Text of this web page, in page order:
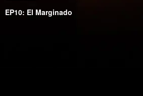
EP10: El Marginado